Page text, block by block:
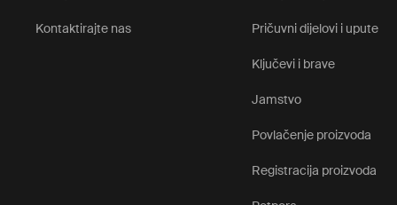
Kontaktirajte nas Pričuvni dijelovi i upute
Ključevi i brave
Jamstvo
Povlačenje proizvoda
Registracija proizvoda